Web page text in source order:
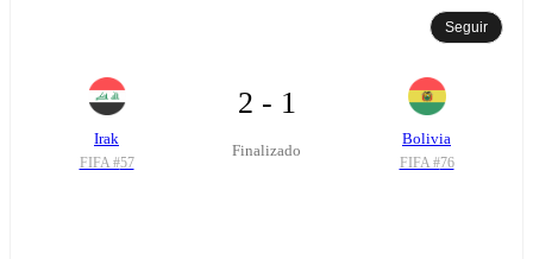
Seguir
Irak
FIFA #57
2 - 1
Finalizado
Bolivia
FIFA #76